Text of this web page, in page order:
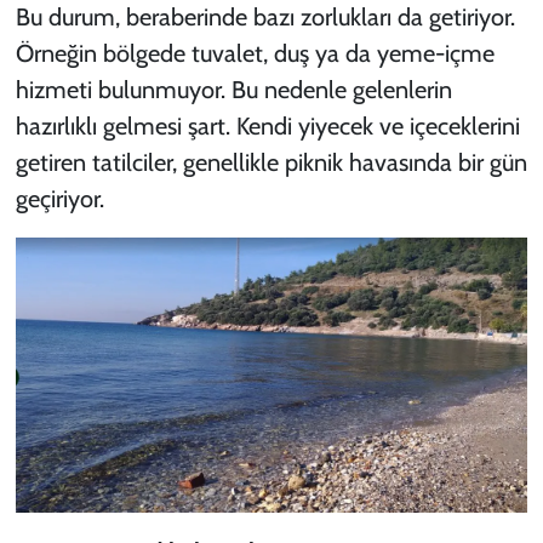
Bu durum, beraberinde bazı zorlukları da getiriyor.
Örneğin bölgede tuvalet, duş ya da yeme-içme
hizmeti bulunmuyor. Bu nedenle gelenlerin
hazırlıklı gelmesi şart. Kendi yiyecek ve içeceklerini
getiren tatilciler, genellikle piknik havasında bir gün
geçiriyor.